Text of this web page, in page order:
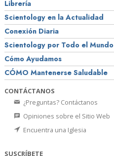
Librería
Scientology en la Actualidad
Conexión Diaria
Scientology por Todo el Mundo
Cómo Ayudamos
CÓMO Mantenerse Saludable
CONTÁCTANOS
¿Preguntas? Contáctanos
Opiniones sobre el Sitio Web
Encuentra una Iglesia
SUSCRÍBETE